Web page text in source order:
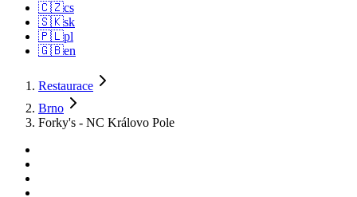
🇨🇿cs
🇸🇰sk
🇵🇱pl
🇬🇧en
Restaurace
Brno
Forky's - NC Královo Pole